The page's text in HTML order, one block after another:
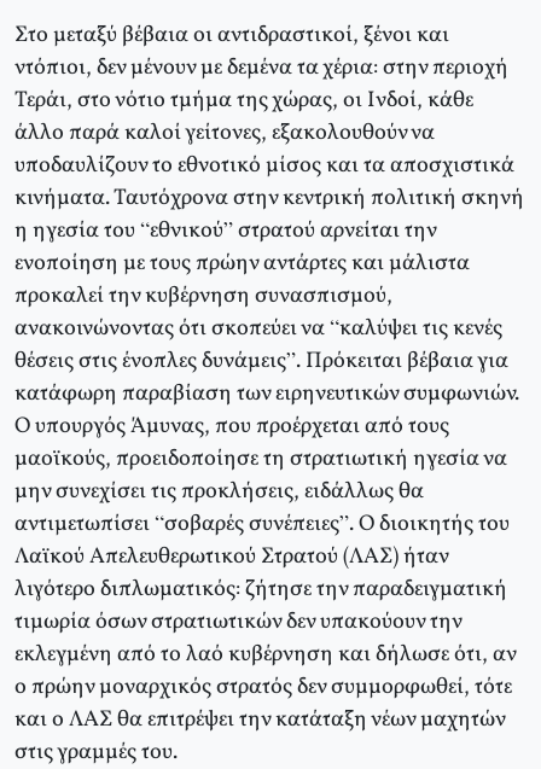
Στο μεταξύ βέβαια οι αντιδραστικοί, ξένοι και
ντόπιοι, δεν μένουν με δεμένα τα χέρια: στην περιοχή
Τεράι, στο νότιο τμήμα της χώρας, οι Ινδοί, κάθε
άλλο παρά καλοί γείτονες, εξακολουθούν να
υποδαυλίζουν το εθνοτικό μίσος και τα αποσχιστικά
κινήματα. Ταυτόχρονα στην κεντρική πολιτική σκηνή
η ηγεσία του “εθνικού” στρατού αρνείται την
ενοποίηση με τους πρώην αντάρτες και μάλιστα
προκαλεί την κυβέρνηση συνασπισμού,
ανακοινώνοντας ότι σκοπεύει να “καλύψει τις κενές
θέσεις στις ένοπλες δυνάμεις”. Πρόκειται βέβαια για
κατάφωρη παραβίαση των ειρηνευτικών συμφωνιών.
Ο υπουργός Άμυνας, που προέρχεται από τους
μαοϊκούς, προειδοποίησε τη στρατιωτική ηγεσία να
μην συνεχίσει τις προκλήσεις, ειδάλλως θα
αντιμετωπίσει “σοβαρές συνέπειες”. Ο διοικητής του
Λαϊκού Απελευθερωτικού Στρατού (ΛΑΣ) ήταν
λιγότερο διπλωματικός: ζήτησε την παραδειγματική
τιμωρία όσων στρατιωτικών δεν υπακούουν την
εκλεγμένη από το λαό κυβέρνηση και δήλωσε ότι, αν
ο πρώην μοναρχικός στρατός δεν συμμορφωθεί, τότε
και ο ΛΑΣ θα επιτρέψει την κατάταξη νέων μαχητών
στις γραμμές του.